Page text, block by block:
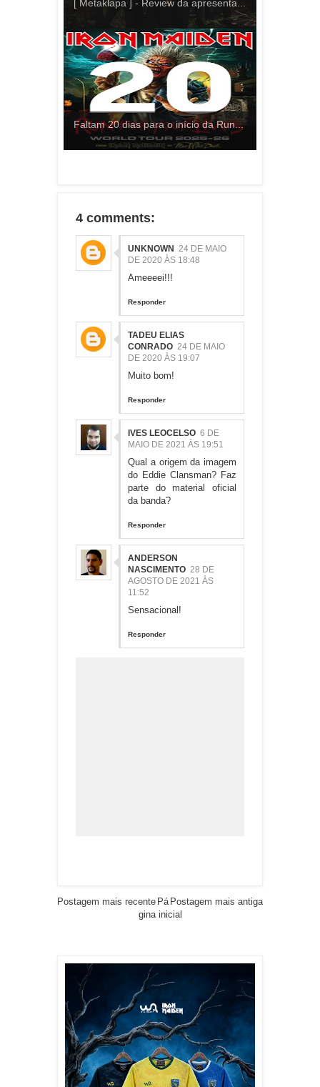
[ Metaklapa ] - Review da apresenta...
Faltam 20 dias para o início da Run...
4 comments:
UNKNOWN 24 DE MAIO
DE 2020 ÀS 18:48
Ameeeei!!!
Responder
TADEU ELIAS
CONRADO 24 DE MAIO
DE 2020 ÀS 19:07
Muito bom!
Responder
IVES LEOCELSO 6 DE
MAIO DE 2021 ÀS 19:51
Qual a origem da imagem
do Eddie Clansman? Faz
parte do material oficial
da banda?
Responder
ANDERSON
NASCIMENTO 28 DE
AGOSTO DE 2021 ÀS
11:52
Sensacional!
Responder
Postagem mais recente Postagem mais antiga
Pá
gina inicial